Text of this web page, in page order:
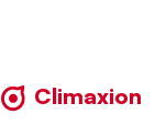
Climaxion